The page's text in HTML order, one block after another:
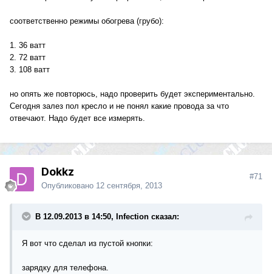
соответственно режимы обогрева (грубо):
1. 36 ватт
2. 72 ватт
3. 108 ватт
но опять же повторюсь, надо проверить будет экспериментально.
Сегодня залез пол кресло и не понял какие провода за что
отвечают. Надо будет все измерять.
Dokkz
Опубликовано 12 сентября, 2013
#71
В 12.09.2013 в 14:50, Infection сказал:
Я вот что сделал из пустой кнопки:
зарядку для телефона.